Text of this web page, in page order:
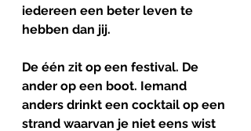
iedereen een beter leven te
hebben dan jij.
De één zit op een festival. De
ander op een boot. Iemand
anders drinkt een cocktail op een
strand waarvan je niet eens wist